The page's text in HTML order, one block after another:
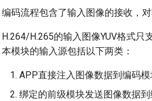
编码流程包含了输入图像的接收，
H.264/H.265的输入图像YUV格式只
本模块的输入源包括以下两类：
APP直接注入图像数据到编码模
绑定的前级模块发送图像数据到